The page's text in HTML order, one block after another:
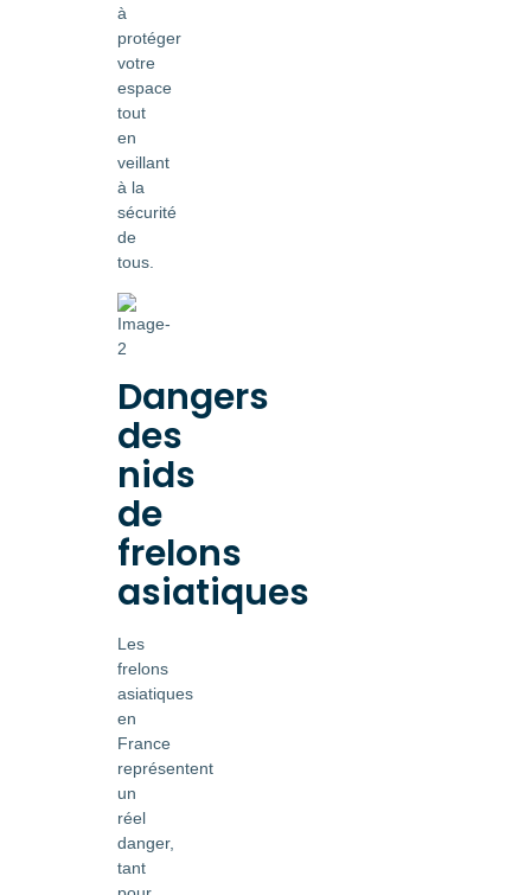
à
protéger
votre
espace
tout
en
veillant
à la
sécurité
de
tous.
Dangers
des
nids
de
frelons
asiatiques
Les
frelons
asiatiques
en
France
représentent
un
réel
danger,
tant